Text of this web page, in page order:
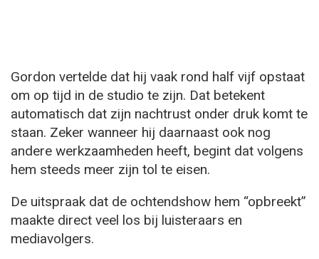
Gordon vertelde dat hij vaak rond half vijf opstaat
om op tijd in de studio te zijn. Dat betekent
automatisch dat zijn nachtrust onder druk komt te
staan. Zeker wanneer hij daarnaast ook nog
andere werkzaamheden heeft, begint dat volgens
hem steeds meer zijn tol te eisen.
De uitspraak dat de ochtendshow hem “opbreekt”
maakte direct veel los bij luisteraars en
mediavolgers.